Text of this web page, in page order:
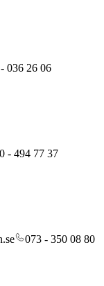
036 26 06
- 494 77 37
073 - 350 08 80